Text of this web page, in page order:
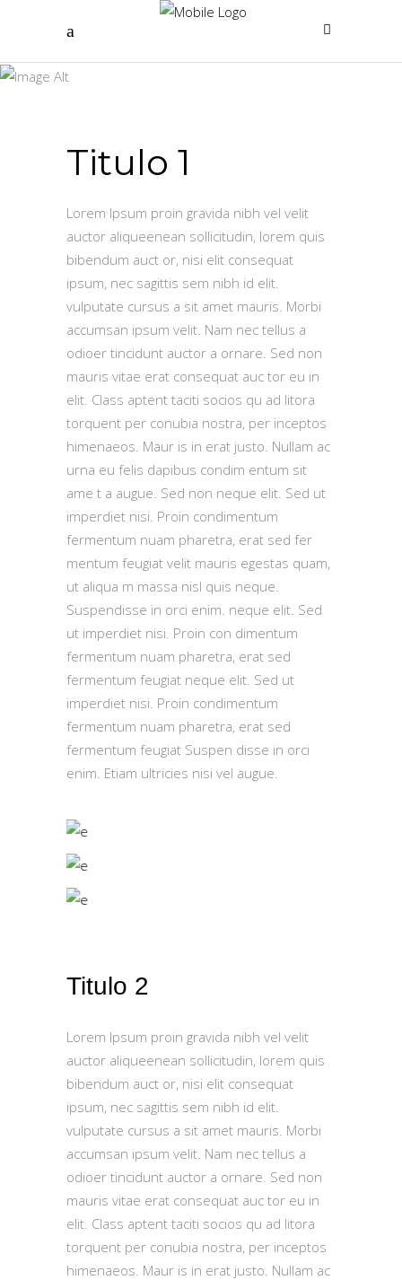
Titulo 1
Lorem Ipsum proin gravida nibh vel velit
auctor aliqueenean sollicitudin, lorem quis
bibendum auct or, nisi elit consequat
ipsum, nec sagittis sem nibh id elit.
vulputate cursus a sit amet mauris. Morbi
accumsan ipsum velit. Nam nec tellus a
odioer tincidunt auctor a ornare. Sed non
mauris vitae erat consequat auc tor eu in
elit. Class aptent taciti socios qu ad litora
torquent per conubia nostra, per inceptos
himenaeos. Maur is in erat justo. Nullam ac
urna eu felis dapibus condim entum sit
ame t a augue. Sed non neque elit. Sed ut
imperdiet nisi. Proin condimentum
fermentum nuam pharetra, erat sed fer
mentum feugiat velit mauris egestas quam,
ut aliqua m massa nisl quis neque.
Suspendisse in orci enim. neque elit. Sed
ut imperdiet nisi. Proin con dimentum
fermentum nuam pharetra, erat sed
fermentum feugiat neque elit. Sed ut
imperdiet nisi. Proin condimentum
fermentum nuam pharetra, erat sed
fermentum feugiat Suspen disse in orci
enim. Etiam ultricies nisi vel augue.
Titulo 2
Lorem Ipsum proin gravida nibh vel velit
auctor aliqueenean sollicitudin, lorem quis
bibendum auct or, nisi elit consequat
ipsum, nec sagittis sem nibh id elit.
vulputate cursus a sit amet mauris. Morbi
accumsan ipsum velit. Nam nec tellus a
odioer tincidunt auctor a ornare. Sed non
mauris vitae erat consequat auc tor eu in
elit. Class aptent taciti socios qu ad litora
torquent per conubia nostra, per inceptos
himenaeos. Maur is in erat justo. Nullam ac